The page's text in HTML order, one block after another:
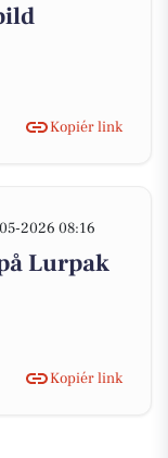
Kopiér link
2026 08:16
Lurpak
Kopiér link